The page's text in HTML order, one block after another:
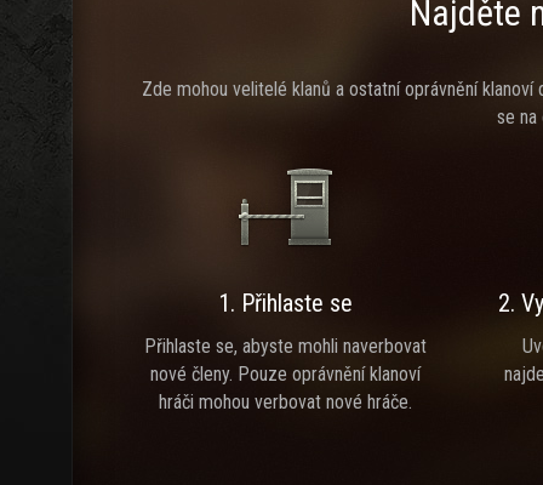
Najděte
Zde mohou velitelé klanů a ostatní oprávnění
se
1. Přihlaste se
Přihlaste se, abyste mohli naverbovat
nové členy. Pouze oprávnění klanoví
hráči mohou verbovat nové hráče.
2.